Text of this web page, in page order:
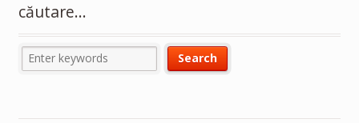
căutare…